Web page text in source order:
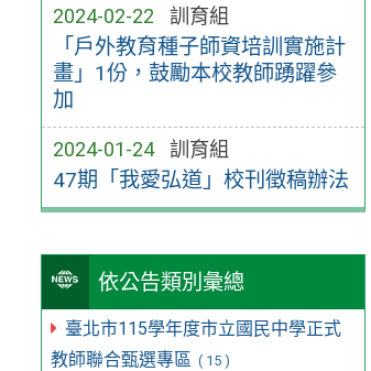
2024-02-22 訓育組
「戶外教育種子師資培訓實施計
畫」1份，鼓勵本校教師踴躍參
加
2024-01-24 訓育組
47期「我愛弘道」校刊徵稿辦法
依公告類別彙總
臺北市115學年度市立國民中學正式
教師聯合甄選專區 ( 15 )